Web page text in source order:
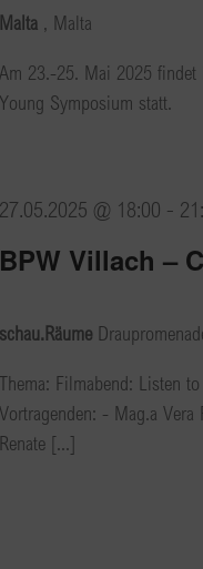
Malta , Malta
Am 23.-25. Mai 2025 findet
Young Symposium statt.
BPW Villach –
27.05.2025 @ 18:00 -
schau.Räume
Thema: Filmabend: Listen
Vortragenden: - Mag.a
Renate [...]